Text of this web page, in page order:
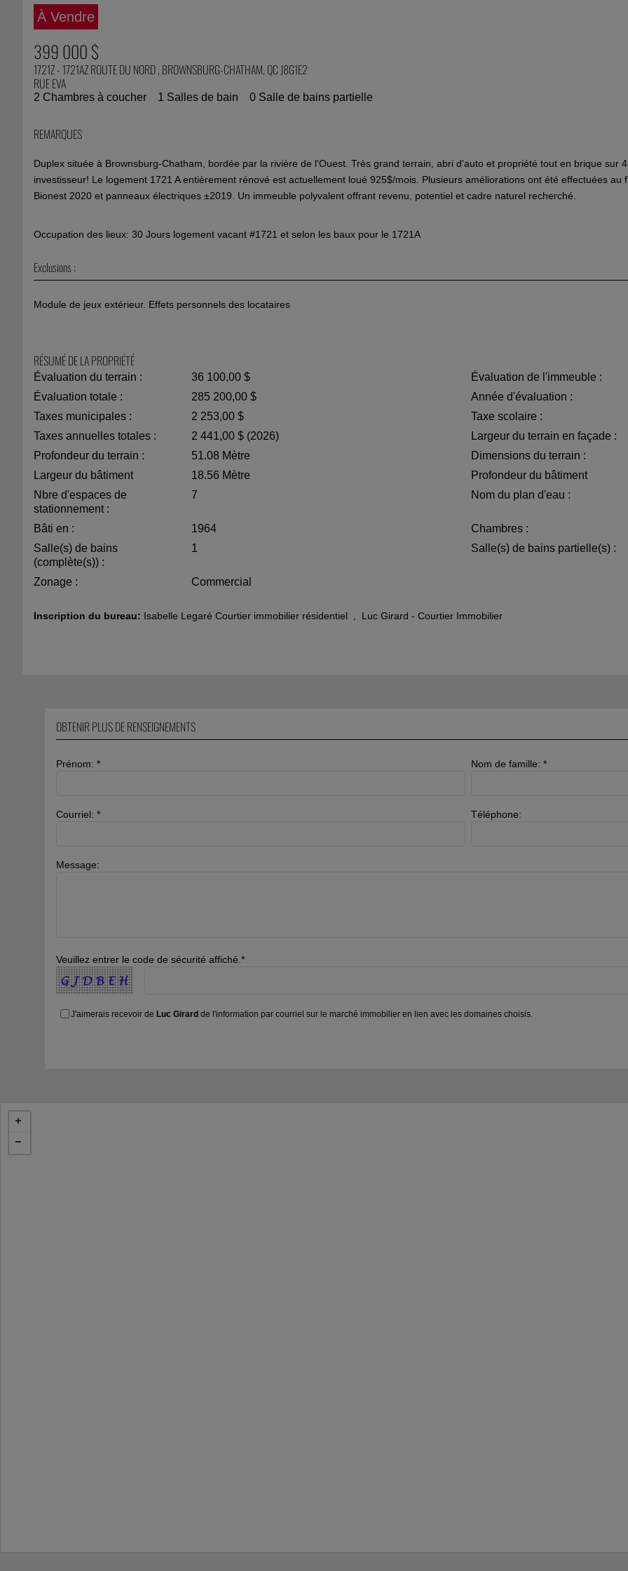
À Vendre
399 000 $
1721Z - 1721AZ ROUTE DU NORD , BROWNSBURG-CHATHAM, QC J8G1E2
RUE EVA
2 Chambres à coucher 1 Salles de bain 0 Salle de bains partielle
REMARQUES
Duplex située à Brownsburg-Chatham, bordée par la rivière de l'Ouest. Très grand terrain, abri d'auto et propriété tout en brique sur
investisseur! Le logement 1721 A entièrement rénové est actuellement loué 925$/mois. Plusieurs améliorations ont été effectuées
Bionest 2020 et panneaux électriques ±2019. Un immeuble polyvalent offrant revenu, potentiel et cadre naturel recherché.
Occupation des lieux: 30 Jours logement vacant #1721 et selon les baux pour le 1721A
Exclusions :
Module de jeux extérieur. Effets personnels des locataires
RÉSUMÉ DE LA PROPRIÉTÉ
Évaluation du terrain : 36 100,00 $ Évaluation de l'immeuble :
Évaluation totale :
285 200,00 $ Année d'évaluation :
Taxes municipales :
2 253,00 $ Taxe scolaire :
Taxes annuelles totales :
2 441,00 $ (2026) Largeur du terrain en façade :
Profondeur du terrain :
51.08 Mètre Dimensions du terrain :
Largeur du bâtiment
18.56 Mètre Profondeur du bâtiment
Nbre d'espaces de
stationnement :
7 Nom du plan d'eau :
Bâti en : 1964 Chambres :
Salle(s) de bains
(complète(s)) :
1 Salle(s) de bains partielle(s) :
Zonage : Commercial
Inscription du bureau: Isabelle Legaré Courtier immobilier résidentiel Luc Girard - Courtier Immobilier
OBTENIR PLUS DE RENSEIGNEMENTS
Prénom: * Nom de famille: *
Courriel: * Téléphone:
Message:
Veuillez entrer le code de sécurité affiché.*
J'aimerais recevoir de Luc Girard de l'information par courriel sur le marché immobilier en lien avec les domaines choisis.